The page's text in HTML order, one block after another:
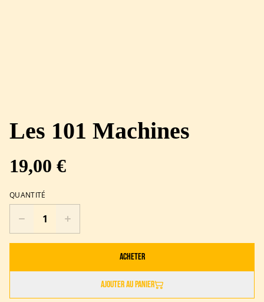
Les 101 Machines
19,00 €
QUANTITÉ
Acheter
Ajouter au panier